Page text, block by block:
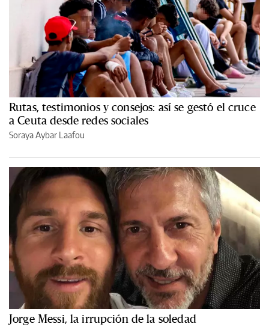
Rutas, testimonios y consejos: así se gestó el cruce
a Ceuta desde redes sociales
Soraya Aybar Laafou
Jorge Messi, la irrupción de la soledad